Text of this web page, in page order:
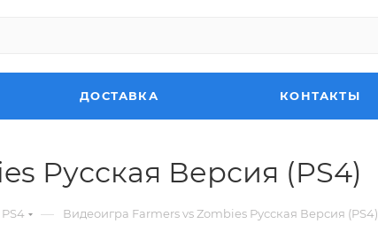
ДОСТАВКА КОНТАКТЫ
Русская Версия (PS4)
— Видеоигра Farmers vs Zombies Русская Версия (PS4)